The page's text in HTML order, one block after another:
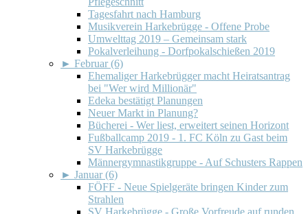
Tagesfahrt nach Hamburg
Musikverein Harkebrügge - Offene Probe
Umwelttag 2019 – Gemeinsam stark
Pokalverleihung - Dorfpokalschießen 2019
► Februar (6)
Ehemaliger Harkebrügger macht Heiratsantrag
bei "Wer wird Millionär"
Edeka bestätigt Planungen
Neuer Markt in Planung?
Bücherei - Wer liest, erweitert seinen Horizont
Fußballcamp 2019 - 1. FC Köln zu Gast beim
SV Harkebrügge
Männergymnastikgruppe - Auf Schusters Rappen
► Januar (6)
FÖFF - Neue Spielgeräte bringen Kinder zum
Strahlen
SV Harkebrügge - Große Vorfreude auf runden